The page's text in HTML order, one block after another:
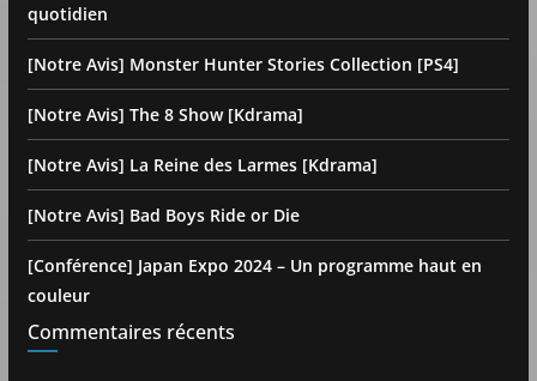
quotidien
[Notre Avis] Monster Hunter Stories Collection [PS4]
[Notre Avis] The 8 Show [Kdrama]
[Notre Avis] La Reine des Larmes [Kdrama]
[Notre Avis] Bad Boys Ride or Die
[Conférence] Japan Expo 2024 – Un programme haut en
couleur
Commentaires récents